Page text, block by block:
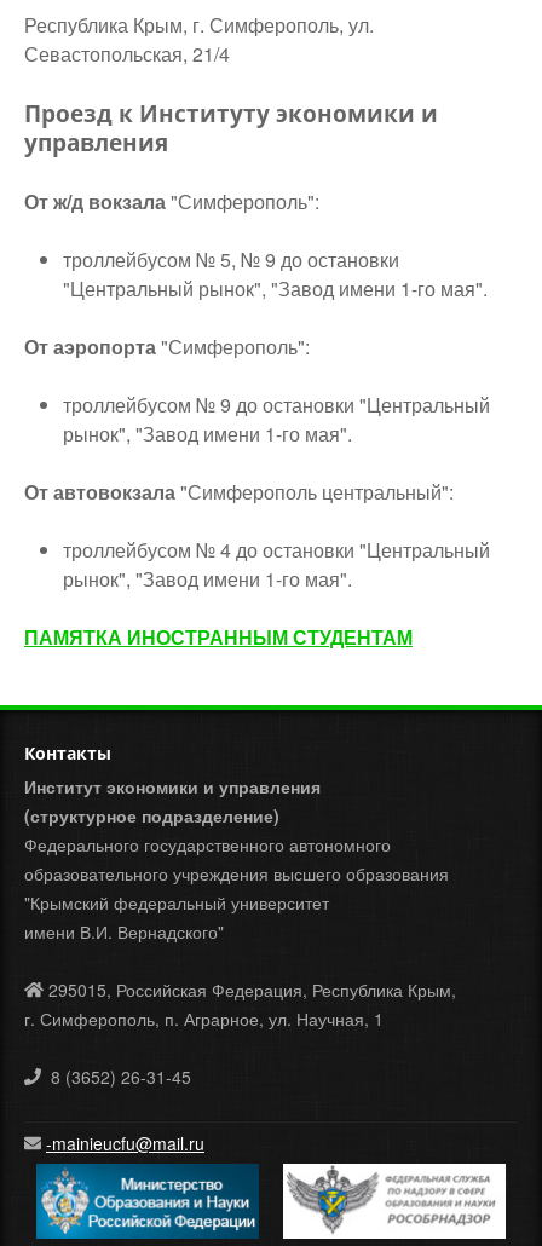
Республика Крым, г. Симферополь, ул.
Севастопольская, 21/4
Проезд к Институту экономики и
управления
От ж/д вокзала"Симферополь":
троллейбусом № 5, № 9 до остановки
"Центральный рынок", "Завод имени 1-го мая".
От аэропорта"Симферополь":
троллейбусом № 9 до остановки "Центральный
рынок", "Завод имени 1-го мая".
От автовокзала"Симферополь центральный":
троллейбусом № 4 до остановки "Центральный
рынок", "Завод имени 1-го мая".
ПАМЯТКА ИНОСТРАННЫМ СТУДЕНТАМ
Контакты
Институт экономики и управления
(структурное подразделение)
Федерального государственного автономного
образовательного учреждения высшего образования
"Крымский федеральный университет
имени В.И. Вернадского"
295015, Российская Федерация, Республика Крым,
г. Симферополь, п. Аграрное, ул. Научная, 1
8 (3652) 26-31-45
-mainieucfu@mail.ru